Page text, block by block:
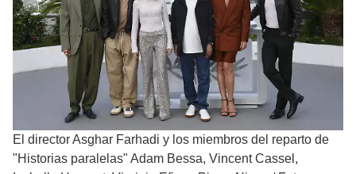
El director Asghar Farhadi y los miembros del reparto de
"Historias paralelas" Adam Bessa, Vincent Cassel,